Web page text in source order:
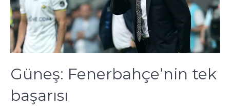
Güneş: Fenerbahçe’nin tek
başarısı